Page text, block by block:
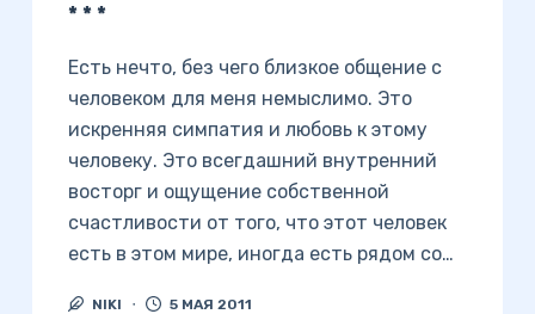
* * *
Есть нечто, без чего близкое общение с
человеком для меня немыслимо. Это
искренняя симпатия и любовь к этому
человеку. Это всегдашний внутренний
восторг и ощущение собственной
счастливости от того, что этот человек
есть в этом мире, иногда есть рядом со…
NIKI 5 МАЯ 2011